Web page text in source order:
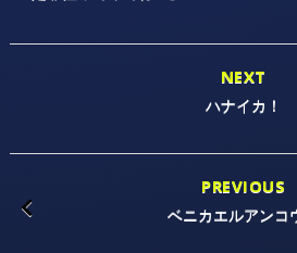
NEXT
ハナイカ！
PREVIOUS
ベニカエルアンコ